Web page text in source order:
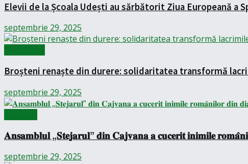
Elevii de la Școala Udești au sărbătorit Ziua Europeană a
septembrie 29, 2025
Broșteni renaște din durere: solidaritatea transformă
septembrie 29, 2025
𝐀𝐧𝐬𝐚𝐦𝐛𝐥𝐮𝐥 „𝐒𝐭𝐞𝐣𝐚𝐫𝐮𝐥” 𝐝𝐢𝐧 𝐂𝐚𝐣𝐯𝐚𝐧𝐚 𝐚 𝐜𝐮𝐜𝐞𝐫𝐢𝐭 𝐢𝐧𝐢𝐦𝐢𝐥𝐞
septembrie 29, 2025